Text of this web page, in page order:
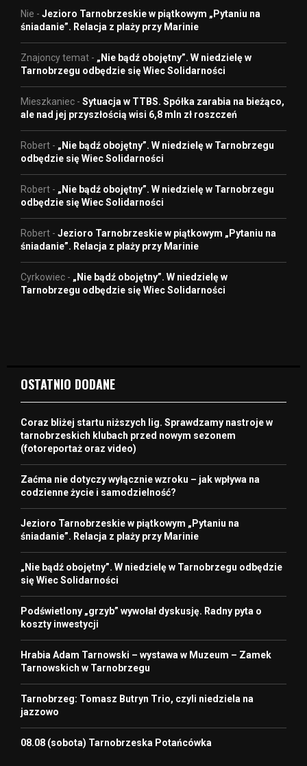
Nie - Jezioro Tarnobrzeskie w piątkowym „Pytaniu na
śniadanie”. Relacja z plaży przy Marinie
Znajoncy temat - „Nie bądź obojętny”. W niedzielę w
Tarnobrzegu odbędzie się Wiec Solidarności
Mieszkaniec - Sytuacja w TTBS. Spółka zarabia na bieżąco,
ale nad jej przyszłością wisi 6,8 mln zł roszczeń
Robert - „Nie bądź obojętny”. W niedzielę w Tarnobrzegu
odbędzie się Wiec Solidarności
Robert - „Nie bądź obojętny”. W niedzielę w Tarnobrzegu
odbędzie się Wiec Solidarności
Robert - Jezioro Tarnobrzeskie w piątkowym „Pytaniu na
śniadanie”. Relacja z plaży przy Marinie
Cyrkowiec - „Nie bądź obojętny”. W niedzielę w
Tarnobrzegu odbędzie się Wiec Solidarności
OSTATNIO DODANE
Coraz bliżej startu niższych lig. Sprawdzamy nastroje w
tarnobrzeskich klubach przed nowym sezonem
(fotoreportaż oraz video)
Zaćma nie dotyczy wyłącznie wzroku – jak wpływa na
codzienne życie i samodzielność?
Jezioro Tarnobrzeskie w piątkowym „Pytaniu na
śniadanie”. Relacja z plaży przy Marinie
„Nie bądź obojętny”. W niedzielę w Tarnobrzegu odbędzie
się Wiec Solidarności
Podświetlony „grzyb” wywołał dyskusję. Radny pyta o
koszty inwestycji
Hrabia Adam Tarnowski – wystawa w Muzeum – Zamek
Tarnowskich w Tarnobrzegu
Tarnobrzeg: Tomasz Butryn Trio, czyli niedziela na
jazzowo
08.08 (sobota) Tarnobrzeska Potańcówka